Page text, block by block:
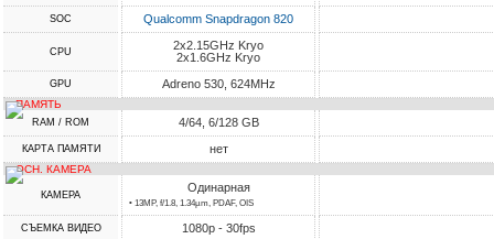
SOC Qualcomm Snapdragon 820
CPU
2x2.15GHz Kryo
2x1.6GHz Kryo
GPU Adreno 530, 624MHz
ПАМЯТЬ
RAM / ROM 4/64, 6/128 GB
КАРТА ПАМЯТИ нет
ОСН. КАМЕРА
КАМЕРА
Одинарная
• 13MP, f/1.8, 1.34µm, PDAF, OIS
СЪЕМКА ВИДЕО 1080p - 30fps